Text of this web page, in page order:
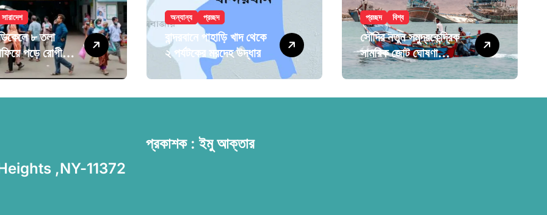
সারাদেশ
৮ তলা
পড়ে রোগীর
অন্যান্য প্রচ্ছদ
বান্দরবানে পাহাড়ি খাদ থেকে
২ পর্যটকের মরদেহ উদ্ধার
প্রচ্ছদ বিশ্ব
সৌদির নতুন সমুদ্রকেন্দ্রিক
সামরিক জোট ঘোষণা
বাংলাদেশসহ ১৪ দেশকে
প্রকাশক : ইমু আক্তার
,NY-11372